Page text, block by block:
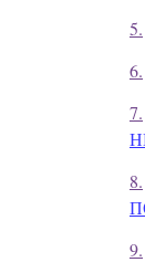
5.
6.
7.
8.
9.